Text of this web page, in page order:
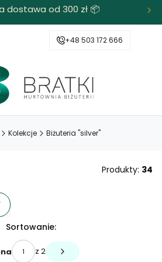
dostawa od 300 zł 📦
+48 503 172 666
Kolekcje Biżuteria "silver"
Produkty: 34
Sortowanie:
z 2 Następne produkty